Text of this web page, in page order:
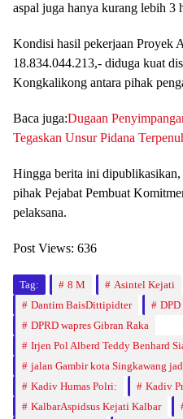
aspal juga hanya kurang lebih 3
Kondisi hasil pekerjaan Proyek
18.834.044.213,- diduga kuat
Kongkalikong antara pihak
Baca juga:Dugaan
Tegaskan Unsur Pidana
Hingga berita ini dipublikasikan,
pihak Pejabat Pembuat
pelaksana.
Post Views: 636
Tag: 8 M Asintel Kejati
Dantim BaisDittipidter
DPD
DPRD wapres Gibran Raka
Irjen Pol Alberd Teddy Benhard
jalan Gambir kota Singkawang
Kadiv Humas Polri:
Kadiv
KalbarAspidsus Kejati Kalbar